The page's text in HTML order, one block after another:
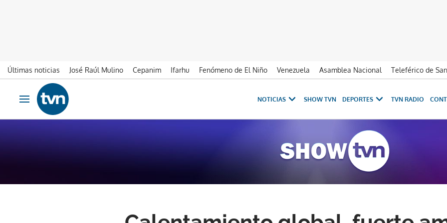
Últimas noticias José Raúl Mulino Cepanim Ifarhu Fenómeno de El Niño Venezuela Asamblea Nacional Teleférico de
Ir al contenido
Obrir navegació
NOTICIAS SHOW TVN DEPORTES TVN RADIO